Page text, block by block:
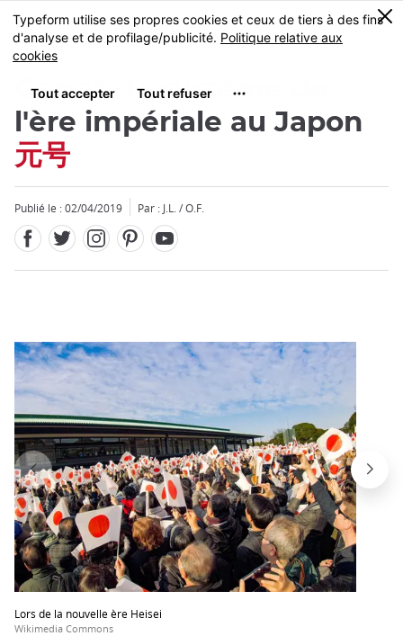
Skip
to
main
MENU
0
Gengô, le système de
l'ère impériale au Japon
元号
Publié le : 02/04/2019 Par : J.L. / O.F.
Lors de la nouvelle ère Heisei
Wikimedia Commons
Fermer